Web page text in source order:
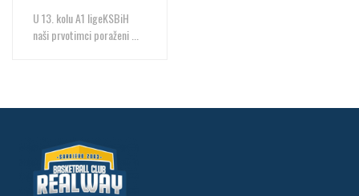
U 13. kolu A1 ligeKSBiH
naši prvotimci poraženi ...